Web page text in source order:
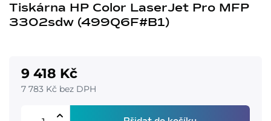
Tiskárna HP Color LaserJet Pro MFP
3302sdw (499Q6F#B1)
9 418 Kč
7 783 Kč bez DPH